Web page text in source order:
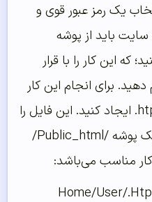
یک رمز عبور قوی و
باید از پوشه
این کار را با قرار
برای انجام این کار
ابتدا باید یک فایل htpasswds. ایجاد کنید. این فایل را
در خارج از دایرکتوری و یا در یک پوشه /Public_html/
کار مناسب می‌باشد:
Home/User/